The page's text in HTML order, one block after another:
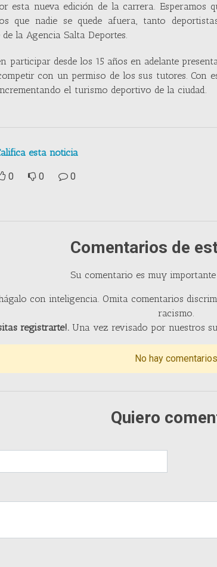
esta nueva edición de la carrera. Esperamos
que nadie se quede afuera, tanto
la Agencia Salta Deportes.
participar desde los 15 años en adelante
con un permiso de los sus tutores. Con
el turismo deportivo de la ciudad.
esta noticia
0 0 0
Comentarios de
Su comentario es muy
con inteligencia. Omita comentarios
racismo.
registrarte!. Una vez revisado por nuestros
No hay comentarios
Quiero